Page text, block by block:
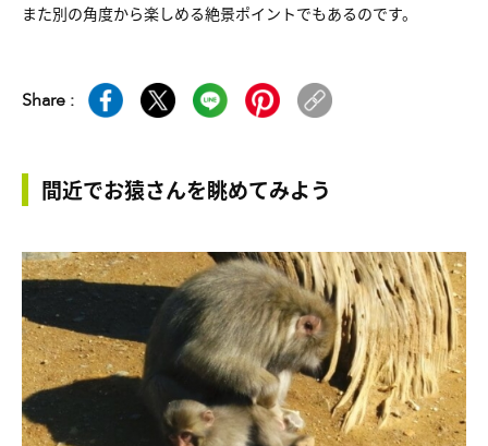
また別の角度から楽しめる絶景ポイントでもあるのです。
Share :
間近でお猿さんを眺めてみよう